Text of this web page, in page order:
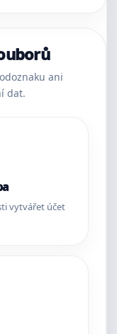
ani
dat.
vytvářet účet